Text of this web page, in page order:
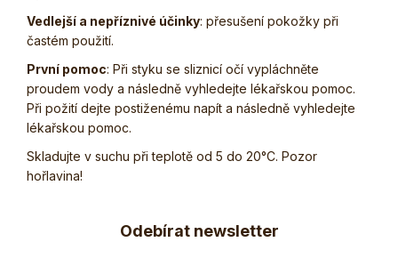
Vedlejší a nepříznivé účinky: přesušení pokožky při
častém použití.
První pomoc: Při styku se sliznicí očí vypláchněte
proudem vody a následně vyhledejte lékařskou pomoc.
Při požití dejte postiženému napít a následně vyhledejte
lékařskou pomoc.
Skladujte v suchu při teplotě od 5 do 20°C. Pozor
hořlavina!
Odebírat newsletter